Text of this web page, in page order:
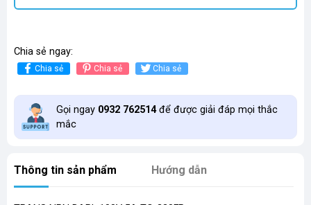
Chia sẻ ngay:
Chia sẻ Chia sẻ Chia sẻ
Gọi ngay 0932 762514để được giải đáp mọi thắc
mắc
Thông tin sản phẩm Hướng dẫn